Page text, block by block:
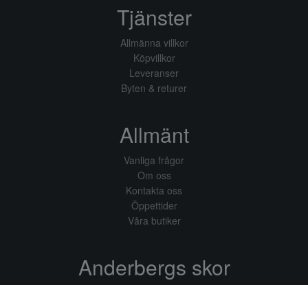
Tjänster
Allmänna villkor
Köpvillkor
Leveranser
Byten & returer
Allmänt
Vanliga frågor
Om oss
Kontakta oss
Öppettider
Våra butiker
Anderbergs skor